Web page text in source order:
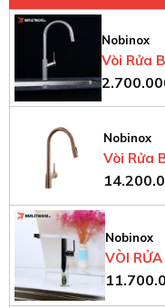
Lỗ Thoát Tràn
Bát 1
Góc Lượn Bo
giúp việc vệ sinh
sạch sẽ, không
Lòng Chậu Sâu
giúp tăng dung
bắn nước khi sử
Nobinox
Vòi Rửa
NX887
Nobinox
Vòi Rửa
NB306T
Nobinox
VÒI